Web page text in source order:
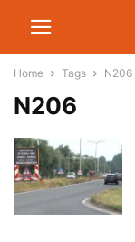
Home Tags N206
N206